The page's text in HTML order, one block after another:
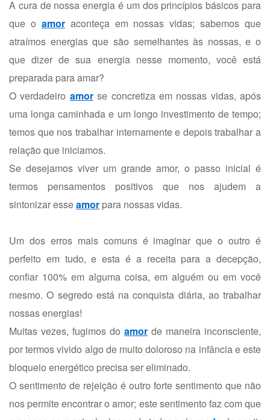
A cura de nossa energia é um dos princípios básicos para
que o amoraconteça em nossas vidas; sabemos que
atraímos energias que são semelhantes às nossas, e o
que dizer de sua energia nesse momento, você está
preparada para amar?
O verdadeiro amorse concretiza em nossas vidas, após
uma longa caminhada e um longo investimento de tempo;
temos que nos trabalhar internamente e depois trabalhar a
relação que iniciamos.
Se desejamos viver um grande amor, o passo inicial é
termos pensamentos positivos que nos ajudem a
sintonizar esseamor para nossas vidas.
Um dos erros mais comuns é imaginar que o outro é
perfeito em tudo, e esta é a receita para a decepção,
confiar 100% em alguma coisa, em alguém ou em você
mesmo. O segredo está na conquista diária, ao trabalhar
nossas energias!
Muitas vezes, fugimos do amor de maneira inconsciente,
por termos vivido algo de muito doloroso na infância e este
bloqueio energético precisa ser eliminado.
O sentimento de rejeição é outro forte sentimento que não
nos permite encontrar o amor; este sentimento faz com que